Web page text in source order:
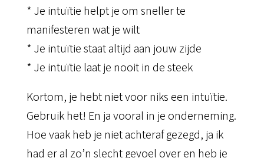
* Je intuïtie helpt je om sneller te
manifesteren wat je wilt
* Je intuïtie staat altijd aan jouw zijde
* Je intuïtie laat je nooit in de steek
Kortom, je hebt niet voor niks een intuïtie.
Gebruik het! En ja vooral in je onderneming.
Hoe vaak heb je niet achteraf gezegd, ja ik
had er al zo’n slecht gevoel over en heb je